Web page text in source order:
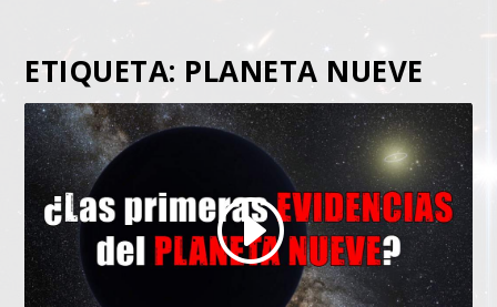
ETIQUETA: PLANETA NUEVE